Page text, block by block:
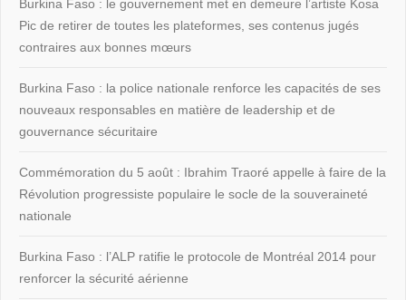
Burkina Faso : le gouvernement met en demeure l’artiste Kosa
Pic de retirer de toutes les plateformes, ses contenus jugés
contraires aux bonnes mœurs
Burkina Faso : la police nationale renforce les capacités de ses
nouveaux responsables en matière de leadership et de
gouvernance sécuritaire
Commémoration du 5 août : Ibrahim Traoré appelle à faire de la
Révolution progressiste populaire le socle de la souveraineté
nationale
Burkina Faso : l’ALP ratifie le protocole de Montréal 2014 pour
renforcer la sécurité aérienne